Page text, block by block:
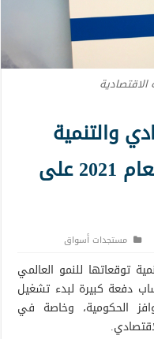
الاقتصادية
والتنمية
تعدل توقعاتها للنمو لعام 2021 على
مستجدات أسواق
توقعاتها للنمو العالمي
من 4.2٪ مع اكتساب دفعة كبيرة لبدء تشغيل
الحكومية، وخاصة في